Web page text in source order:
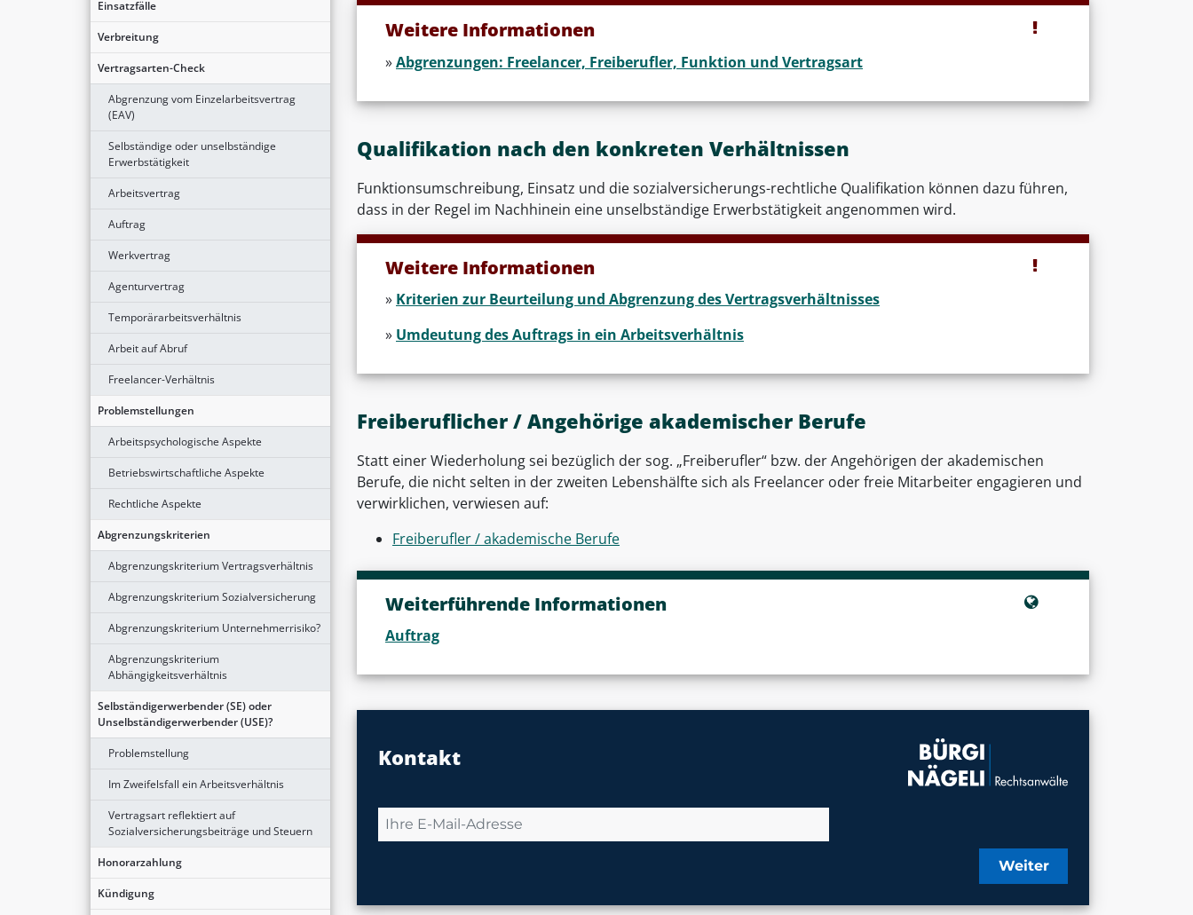
Einsatzfälle
Verbreitung
Vertragsarten-Check
Abgrenzung vom Einzelarbeitsvertrag
(EAV)
Selbständige oder unselbständige
Erwerbstätigkeit
Arbeitsvertrag
Auftrag
Werkvertrag
Agenturvertrag
Temporärarbeitsverhältnis
Arbeit auf Abruf
Freelancer-Verhältnis
Problemstellungen
Arbeitspsychologische Aspekte
Betriebswirtschaftliche Aspekte
Rechtliche Aspekte
Abgrenzungskriterien
Abgrenzungskriterium Vertragsverhältnis
Abgrenzungskriterium Sozialversicherung
Abgrenzungskriterium Unternehmerrisiko?
Abgrenzungskriterium
Abhängigkeitsverhältnis
Selbständigerwerbender (SE) oder
Unselbständigerwerbender (USE)?
Problemstellung
Im Zweifelsfall ein Arbeitsverhältnis
Vertragsart reflektiert auf
Sozialversicherungsbeiträge und Steuern
Honorarzahlung
Kündigung
Weitere Informationen
»Abgrenzungen: Freelancer, Freiberufler, Funktion und Vertragsart
Qualifikation nach den konkreten Verhältnissen
Funktionsumschreibung, Einsatz und die sozialversicherungs-rechtliche Qualifikation können dazu führen,
dass in der Regel im Nachhinein eine unselbständige Erwerbstätigkeit angenommen wird.
Weitere Informationen
» Kriterien zur Beurteilung und Abgrenzung des Vertragsverhältnisses
» Umdeutung des Auftrags in ein Arbeitsverhältnis
Freiberuflicher / Angehörige akademischer Berufe
Statt einer Wiederholung sei bezüglich der sog. „Freiberufler“ bzw. der Angehörigen der akademischen
Berufe, die nicht selten in der zweiten Lebenshälfte sich als Freelancer oder freie Mitarbeiter engagieren und
verwirklichen, verwiesen auf:
Freiberufler / akademische Berufe
Weiterführende Informationen
Auftrag
Kontakt
Weiter